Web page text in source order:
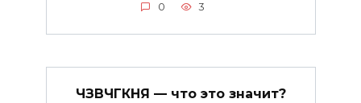
0 3
ЧЗВЧГКНЯ — что это значит?